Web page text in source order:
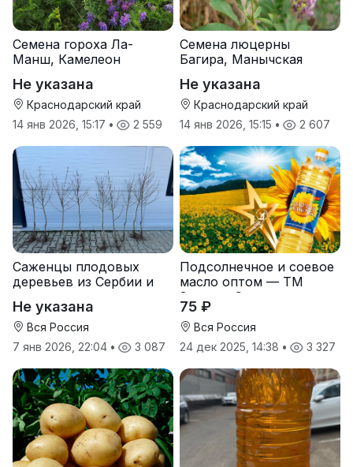
Семена гороха Ла-
Манш, Камелеон
Не указана
Краснодарский край
14 янв 2026, 15:17 • 2 559
Семена люцерны
Багира, Манычская
Не указана
Краснодарский край
14 янв 2026, 15:15 • 2 607
Саженцы плодовых
деревьев из Сербии и
Не указана
Вся Россия
7 янв 2026, 22:04 • 3 087
Подсолнечное и соевое
масло оптом — ТМ
Золотая Семечка
75 ₽
Вся Россия
24 дек 2025, 14:38 • 3 327